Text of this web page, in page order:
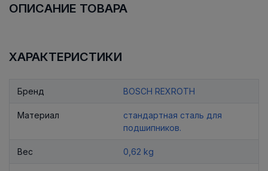
ОПИСАНИЕ ТОВАРА
ХАРАКТЕРИСТИКИ
Бренд BOSCH REXROTH
Материал
стандартная сталь для
подшипников.
Вес 0,62 kg